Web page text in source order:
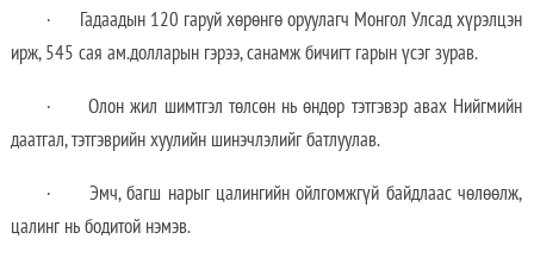
· Гадаадын 120 гаруй хөрөнгө оруулагч Монгол Улсад хүрэлцэн
ирж, 545 сая ам.долларын гэрээ, санамж бичигт гарын үсэг зурав.
· Олон жил шимтгэл төлсөн нь өндөр тэтгэвэр авах Нийгмийн
даатгал, тэтгэврийн хуулийн шинэчлэлийг батлуулав.
· Эмч, багш нарыг цалингийн ойлгомжгүй байдлаас чөлөөлж,
цалинг нь бодитой нэмэв.